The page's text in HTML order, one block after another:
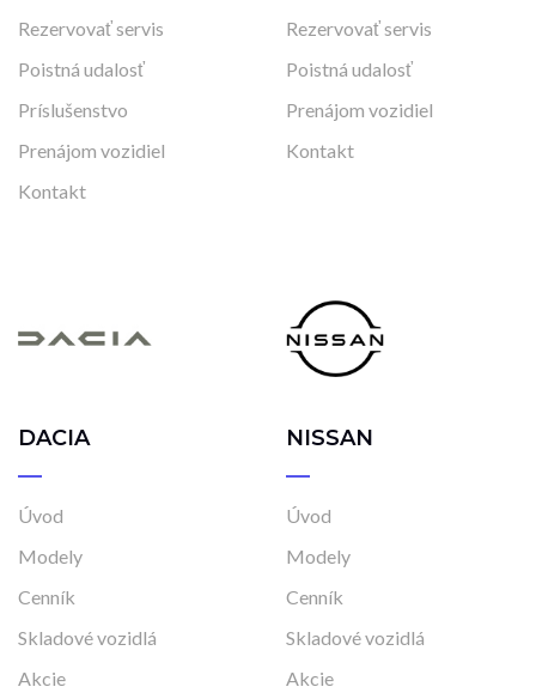
Rezervovať servis
Poistná udalosť
Príslušenstvo
Prenájom vozidiel
Kontakt
Rezervovať servis
Poistná udalosť
Prenájom vozidiel
Kontakt
DACIA
Úvod
Modely
Cenník
Skladové vozidlá
Akcie
NISSAN
Úvod
Modely
Cenník
Skladové vozidlá
Akcie